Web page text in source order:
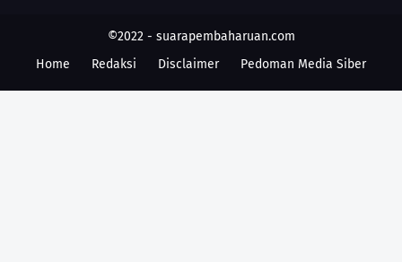
©2022 - suarapembaharuan.com
Home
Redaksi Disclaimer Pedoman Media Siber